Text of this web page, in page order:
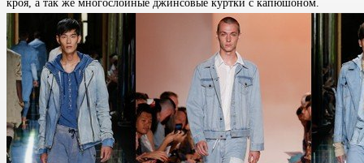
кроя, а так же многослойные джинсовые куртки с капюшоном.